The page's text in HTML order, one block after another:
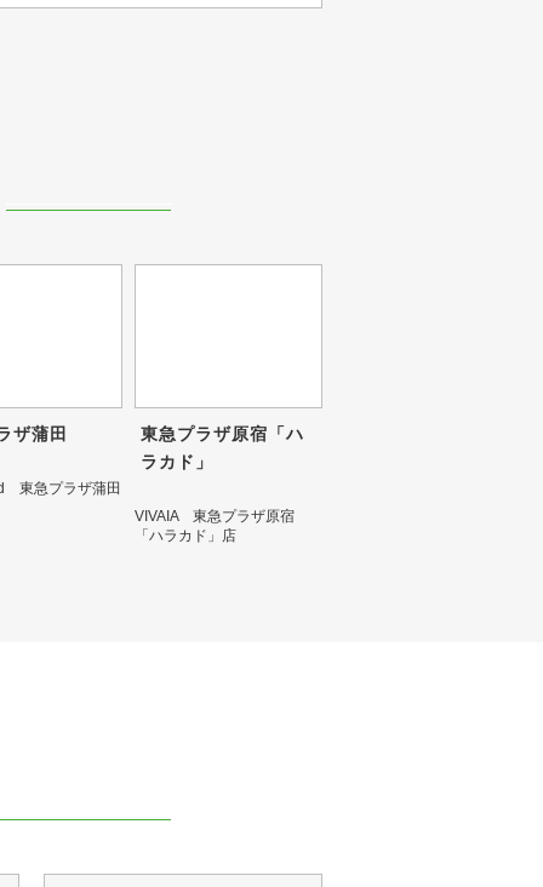
ザ蒲田
東急プラザ蒲田
東急プラザ原宿「ハ
ラカド」
VIVAIA 東急プラザ原宿
「ハラカド」店